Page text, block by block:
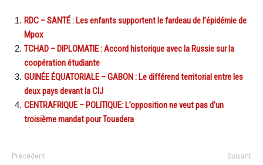
RDC – SANTÉ : Les enfants supportent le fardeau de l’épidémie de
Mpox
TCHAD – DIPLOMATIE : Accord historique avec la Russie sur la
coopération étudiante
GUINÉE ÉQUATORIALE – GABON : Le différend territorial entre les
deux pays devant la CIJ
CENTRAFRIQUE – POLITIQUE: L’opposition ne veut pas d’un
troisième mandat pour Touadera
Précédent Suivant